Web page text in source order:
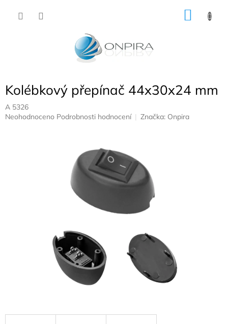
Kolébkový přepínač 44x30x24 mm
A 5326
Průměrné
Neohodnoceno Podrobnosti hodnocení Značka: Onpira